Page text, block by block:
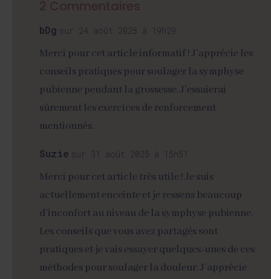
bDg sur 24 août 2025 à 19h29
Merci pour cet article informatif ! J’apprécie les
conseils pratiques pour soulager la symphyse
pubienne pendant la grossesse. J’essaierai
sûrement les exercices de renforcement
mentionnés.
Suzie sur 31 août 2025 à 15h51
Merci pour cet article très utile ! Je suis
actuellement enceinte et je ressens beaucoup
d’inconfort au niveau de la symphyse pubienne.
Les conseils que vous avez partagés sont
pratiques et je vais essayer quelques-unes de ces
méthodes pour soulager la douleur. J’apprécie